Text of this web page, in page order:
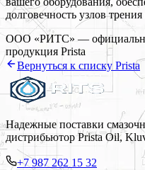
долговечность узлов
ООО «РИТС» —
продукция Prista
Вернуться к списку Prista
Надежные поставки
дистрибьютор Prista Oil,
+7 987 262 15 32